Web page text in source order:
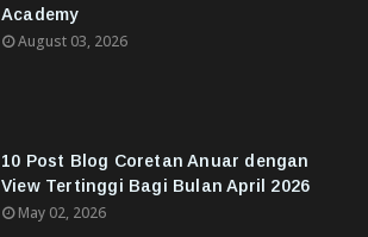
Academy
August 03, 2026
10 Post Blog Coretan Anuar dengan
View Tertinggi Bagi Bulan April 2026
May 02, 2026